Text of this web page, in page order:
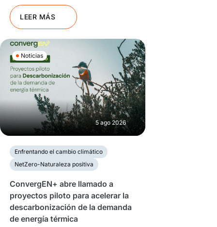
LEER MÁS
Noticias
5 ago 2026
Enfrentando el cambio climático
NetZero-Naturaleza positiva
ConvergEN+ abre llamado a
proyectos piloto para acelerar la
descarbonización de la demanda
de energía térmica